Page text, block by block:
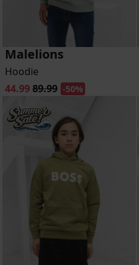
Malelions
Hoodie
44.9989.99 -50%